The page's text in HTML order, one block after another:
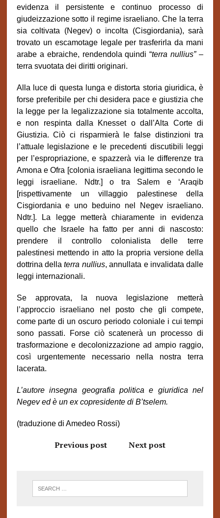
evidenza il persistente e continuo processo di
giudeizzazione sotto il regime israeliano. Che la terra
sia coltivata (Negev) o incolta (Cisgiordania), sarà
trovato un escamotage legale per trasferirla da mani
arabe a ebraiche, rendendola quindi “terra nullius” –
terra svuotata dei diritti originari.
Alla luce di questa lunga e distorta storia giuridica, è
forse preferibile per chi desidera pace e giustizia che
la legge per la legalizzazione sia totalmente accolta,
e non respinta dalla Knesset o dall’Alta Corte di
Giustizia. Ciò ci risparmierà le false distinzioni tra
l’attuale legislazione e le precedenti discutibili leggi
per l’espropriazione, e spazzerà via le differenze tra
Amona e Ofra [colonia israeliana legittima secondo le
leggi israeliane. Ndtr.] o tra Salem e ‘Araqib
[rispettivamente un villaggio palestinese della
Cisgiordania e uno beduino nel Negev israeliano.
Ndtr.]. La legge metterà chiaramente in evidenza
quello che Israele ha fatto per anni di nascosto:
prendere il controllo colonialista delle terre
palestinesi mettendo in atto la propria versione della
dottrina dellaterra nullius, annullata e invalidata dalle
leggi internazionali.
Se approvata, la nuova legislazione metterà
l’approccio israeliano nel posto che gli compete,
come parte di un oscuro periodo coloniale i cui tempi
sono passati. Forse ciò scatenerà un processo di
trasformazione e decolonizzazione ad ampio raggio,
così urgentemente necessario nella nostra terra
lacerata.
L’autore insegna geografia politica e giuridica nel
Negev ed è un ex copresidente di B’tselem.
(traduzione di Amedeo Rossi)
Previous post Next post